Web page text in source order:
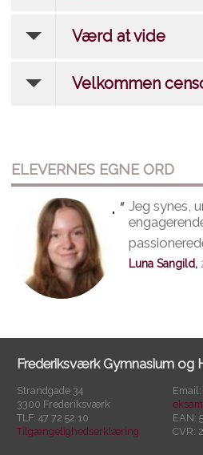
Værd at vide
Velkommen
ELEVERNES EGNE ORD
" " Jeg synes,
Luna Sangild,
Frederiksværk Gymnasium og
Strandgade 34
3300 Frederiksværk
TLF: 47 72 52 10
Tilgængelighedserklæring
Email:
EAN:
CVR: